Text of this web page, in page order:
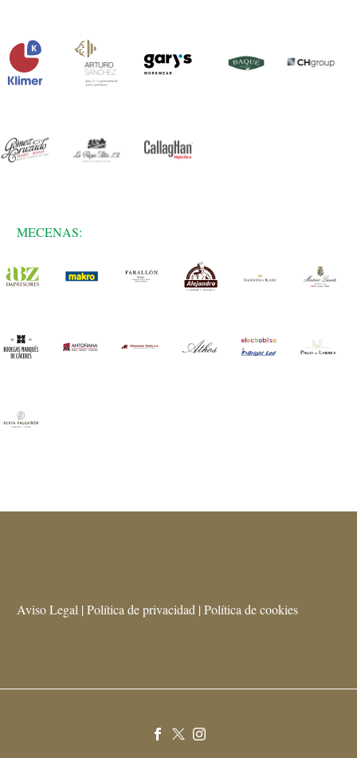
MECENAS:
Aviso Legal | Política de privacidad | Política de cookies